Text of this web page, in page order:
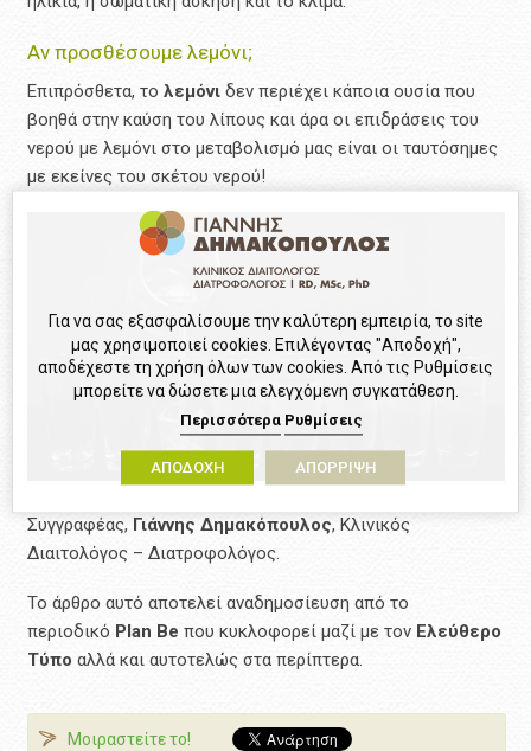
Αν προσθέσουμε λεμόνι;
Επιπρόσθετα, το λεμόνιδεν περιέχει κάποια ουσία που
βοηθά στην καύση του λίπους και άρα οι επιδράσεις του
νερού με λεμόνι στο μεταβολισμό μας είναι οι ταυτόσημες
με εκείνες του σκέτου νερού!
Συγγραφέας, Γιάννης Δημακόπουλος, Κλινικός
Διαιτολόγος – Διατροφολόγος.
Το άρθρο αυτό αποτελεί αναδημοσίευση από το
περιοδικό Plan Be που κυκλοφορεί μαζί με τον Ελεύθερο
Τύπο αλλά και αυτοτελώς στα περίπτερα.
Μοιραστείτε το!
Για να σας εξασφαλίσουμε την καλύτερη εμπειρία, το site
μας χρησιμοποιεί cookies. Επιλέγοντας "Αποδοχή",
αποδέχεστε τη χρήση όλων των cookies. Από τις Ρυθμίσεις
μπορείτε να δώσετε μια ελεγχόμενη συγκατάθεση.
Περισσότερα Ρυθμίσεις
ΑΠΟΔΟΧΗ ΑΠΟΡΡΙΨΗ